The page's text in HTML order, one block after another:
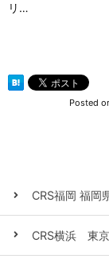
リ…
Posted
CRS福岡 福岡
CRS横浜 東